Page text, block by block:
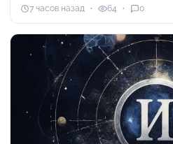
7 часов назад 64 0